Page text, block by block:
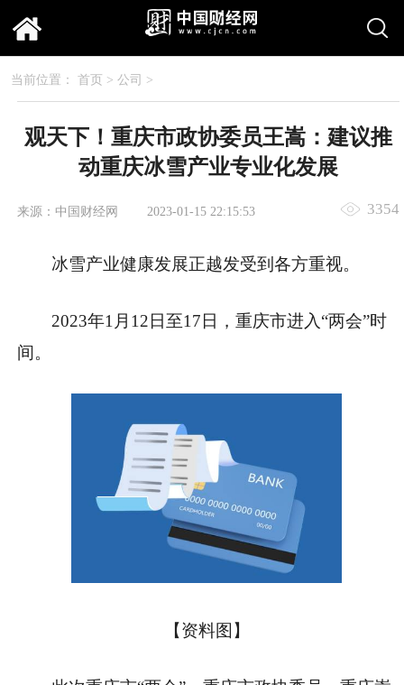
当前位置： 首页 > 公司 >
观天下！重庆市政协委员王嵩：建议推
动重庆冰雪产业专业化发展
来源：中国财经网 2023-01-15 22:15:53 3354
冰雪产业健康发展正越发受到各方重视。
2023年1月12日至17日，重庆市进入“两会”时
间。
【资料图】